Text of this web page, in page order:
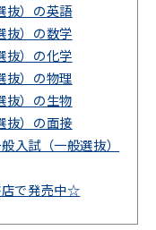
抜）の英語
抜）の数学
抜）の化学
抜）の物理
抜）の生物
抜）の面接
入試（一般選抜）
で発売中☆